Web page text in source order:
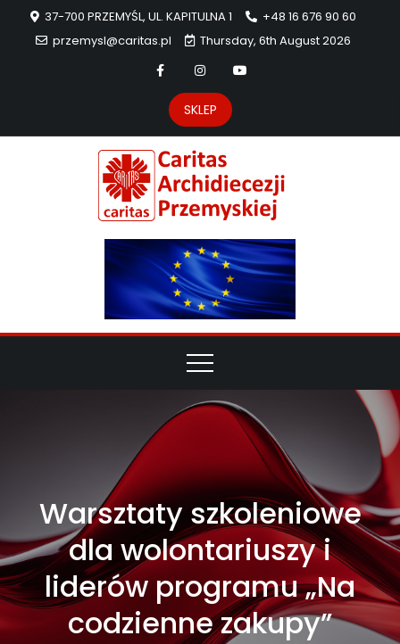
37-700 PRZEMYŚL, UL. KAPITULNA 1
+48 16 676 90 60
przemysl@caritas.pl
Thursday, 6th August 2026
SKLEP
Warsztaty szkoleniowe
dla wolontariuszy i
liderów programu „Na
codzienne zakupy”